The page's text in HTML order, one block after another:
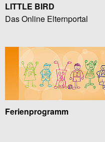
LITTLE BIRD
Das Online Elternportal
Ferienprogramm